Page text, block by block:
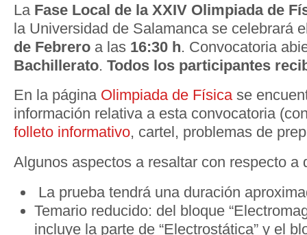
La Fase Local de la XXIV Olimpiada de
la Universidad de Salamanca se celebrará
de Febrero a las 16:30 h. Convocatoria
Bachillerato. Todos los participantes
En la página Olimpiada de Físicase
información relativa a esta convocatoria
folleto informativo, cartel, problemas de
Algunos aspectos a resaltar con respecto a
La prueba tendrá una duración
Temario reducido: del bloque
incluye la parte de “Electrostática” y el